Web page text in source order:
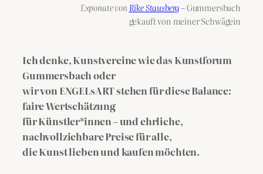
Exponate von Rike Stausberg– Gummersbach
gekauft von meiner Schwägein
Ich denke, Kunstvereine wie das Kunstforum
Gummersbach oder
wir von ENGELsART stehen für diese Balance:
faire Wertschätzung
für Künstler*innen – und ehrliche,
nachvollziehbare Preise für alle,
die Kunst lieben und kaufen möchten.